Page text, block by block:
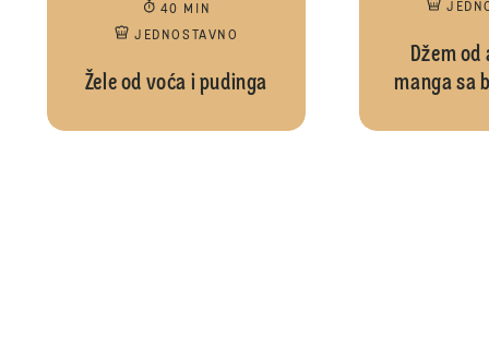
40 MIN
JEDNOSTAVNO
Žele od voća i pudinga
Džem od
manga sa